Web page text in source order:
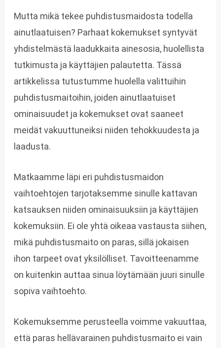
Mutta mikä tekee puhdistusmaidosta todella
ainutlaatuisen? Parhaat kokemukset syntyvät
yhdistelmästä laadukkaita ainesosia, huolellista
tutkimusta ja käyttäjien palautetta. Tässä
artikkelissa tutustumme huolella valittuihin
puhdistusmaitoihin, joiden ainutlaatuiset
ominaisuudet ja kokemukset ovat saaneet
meidät vakuuttuneiksi niiden tehokkuudesta ja
laadusta.
Matkaamme läpi eri puhdistusmaidon
vaihtoehtojen tarjotaksemme sinulle kattavan
katsauksen niiden ominaisuuksiin ja käyttäjien
kokemuksiin. Ei ole yhtä oikeaa vastausta siihen,
mikä puhdistusmaito on paras, sillä jokaisen
ihon tarpeet ovat yksilölliset. Tavoitteenamme
on kuitenkin auttaa sinua löytämään juuri sinulle
sopiva vaihtoehto.
Kokemuksemme perusteella voimme vakuuttaa,
että paras hellävarainen puhdistusmaito ei vain